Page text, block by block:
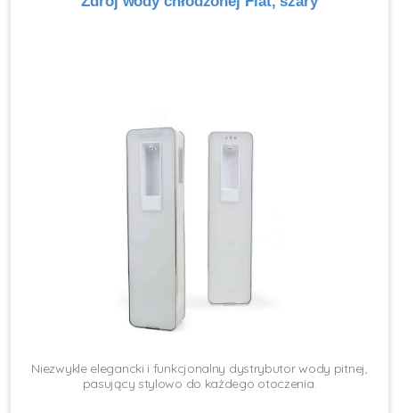
Niezwykle elegancki i funkcjonalny dystrybutor wody pitnej,
pasujący stylowo do każdego otoczenia.